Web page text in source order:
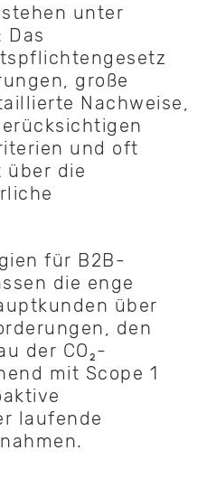
unter
Das
große
Nachweise,
und oft
über die
für B2B-
die enge
über
den
der CO₂-
mit Scope 1
laufende